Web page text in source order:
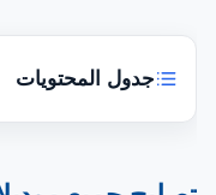
جدول المحتويات
هل تعاني من غلاء